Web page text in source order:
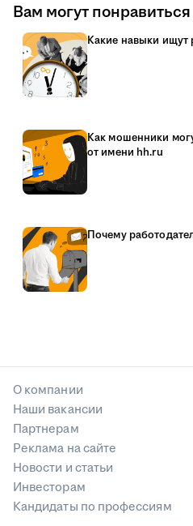
Вам могут понравиться
Какие навыки ищут
Как мошенники
от имени hh.ru
Почему
О компании
Наши вакансии
Партнерам
Реклама на сайте
Новости и статьи
Инвесторам
Кандидаты по профессиям